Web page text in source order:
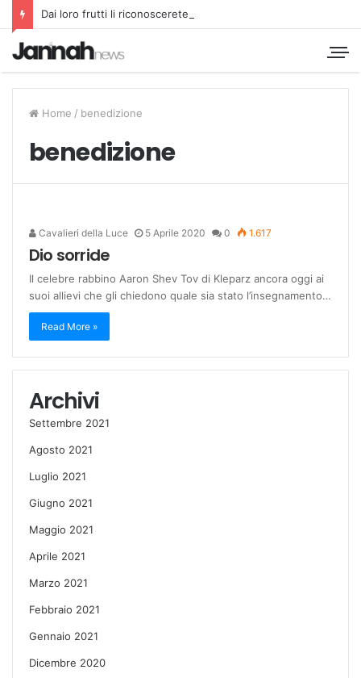
Dai loro frutti li riconoscerete
Home / benedizione
benedizione
Cavalieri della Luce 5 Aprile 2020 0 1.617
Dio sorride
Il celebre rabbino Aaron Shev Tov di Kleparz ancora oggi ai
suoi allievi che gli chiedono quale sia stato l’insegnamento…
Read More »
Archivi
Settembre 2021
Agosto 2021
Luglio 2021
Giugno 2021
Maggio 2021
Aprile 2021
Marzo 2021
Febbraio 2021
Gennaio 2021
Dicembre 2020